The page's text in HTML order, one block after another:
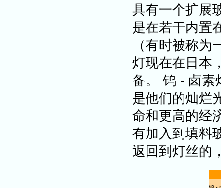
具有一个扩展
是在若干内置
（有时被称
灯现在在日本
备。 钨 - 卤素
是他们的灿烂
命和更高的经
有加入到填料
返回到灯丝的